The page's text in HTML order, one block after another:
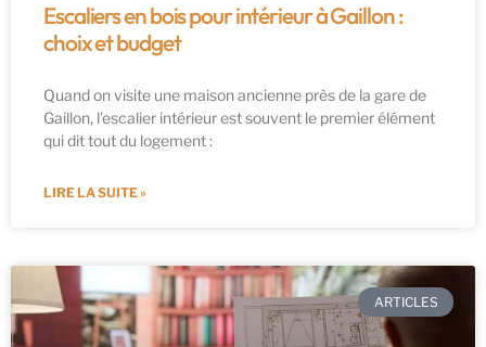
Escaliers en bois pour intérieur à Gaillon :
choix et budget
Quand on visite une maison ancienne près de la gare de
Gaillon, l’escalier intérieur est souvent le premier élément
qui dit tout du logement :
LIRE LA SUITE »
ARTICLES